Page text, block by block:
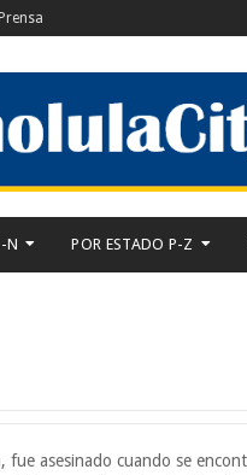
N POR ESTADO P-Z
fue asesinado cuando se